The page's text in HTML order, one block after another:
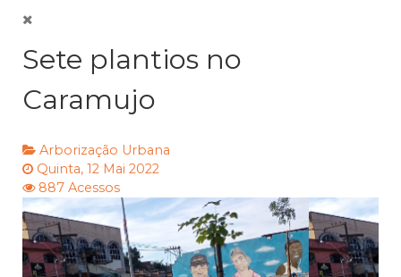
Sete plantios no
Caramujo
Arborização Urbana
Quinta, 12 Mai 2022
887 Acessos